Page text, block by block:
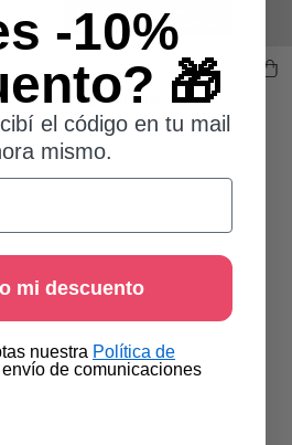
2X1 EN TODA LA TIENDA
30% OFF LLEVANDO 1 UNIDAD
Pantalon friza basico nene
$33.400,00
-10%
🎁
el código en tu mail
mismo.
mi descuento
nuestra Política de
de comunicaciones